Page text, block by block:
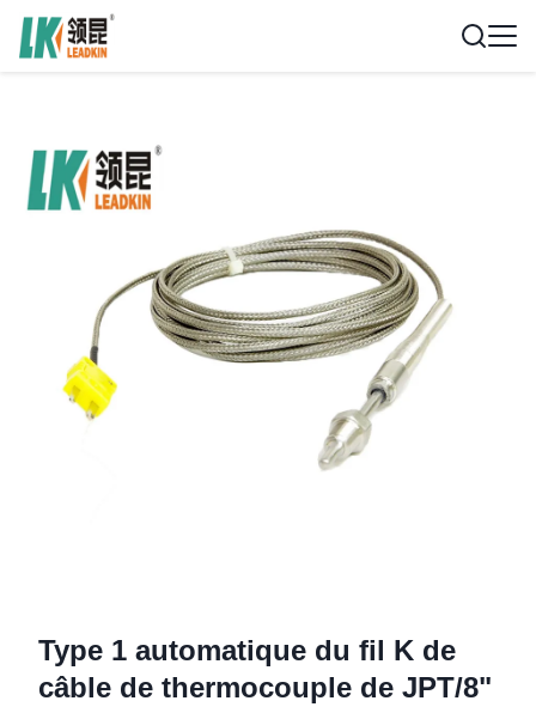
Type 1 automatique du fil K de
câble de thermocouple de JPT/8"